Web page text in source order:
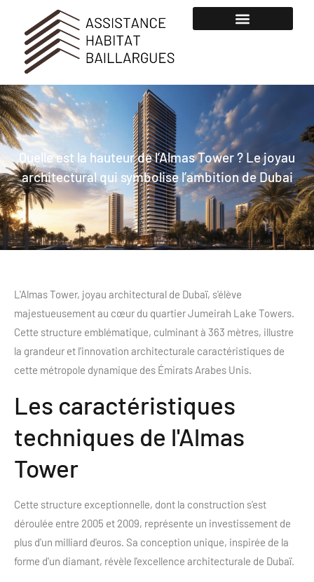
Quelle est la hauteur de l’Almas Tower ? Le joyau
architectural qui symbolise l’ambition de Dubai
L'Almas Tower, joyau architectural de Dubaï, s'élève
majestueusement au cœur du quartier Jumeirah Lake Towers.
Cette structure emblématique, culminant à 363 mètres, illustre
la grandeur et l'innovation architecturale caractéristiques de
cette métropole dynamique des Émirats Arabes Unis.
Les caractéristiques
techniques de l'Almas
Tower
Cette structure exceptionnelle, dont la construction s'est
déroulée entre 2005 et 2009, représente un investissement de
plus d'un milliard d'euros. Sa conception unique, inspirée de la
forme d'un diamant, révèle l'excellence architecturale de Dubaï.